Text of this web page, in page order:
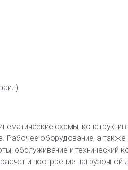
схемы,
Рабочее оборудование, а
обслуживание и технический
и построение нагрузочной